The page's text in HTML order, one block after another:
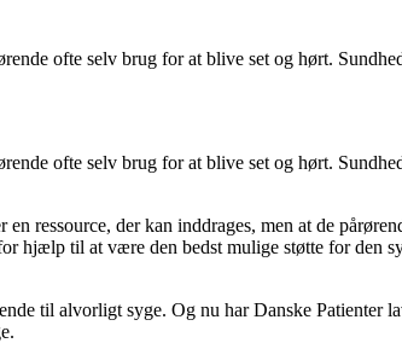
ofte selv brug for at blive set og hørt.
ofte selv brug for at blive set og hørt.
ressource, der kan inddrages, men at de
hjælp til at være den bedst mulige støtte for den
til alvorligt syge. Og nu har Danske